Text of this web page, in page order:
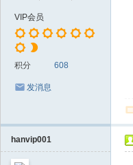
VIP会员
积分 608
发消息
hanvip001